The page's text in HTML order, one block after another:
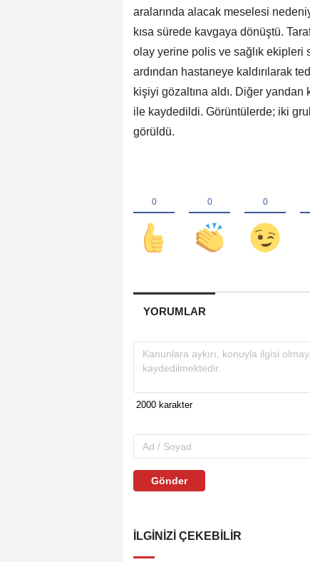
aralarında alacak meselesi
kısa sürede kavgaya dönüştü.
olay yerine polis ve sağlık
ardından hastaneye kaldırılarak
kişiyi gözaltına aldı. Diğer
ile kaydedildi. Görüntülerde; iki
görüldü.
YORUMLAR
Gönder
İLGINIZI ÇEKEBILIR